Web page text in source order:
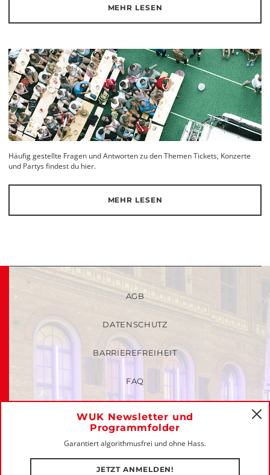
MEHR LESEN
Häufig gestellte Fragen und Antworten zu den Themen Tickets, Konzerte
und Partys findest du hier.
MEHR LESEN
WUK Newsletter und
Programmfolder
Garantiert algorithmusfrei und ohne Hass.
JETZT ANMELDEN!
AGB
DATENSCHUTZ
BARRIEREFREIHEIT
FAQ
IMPRESSUM